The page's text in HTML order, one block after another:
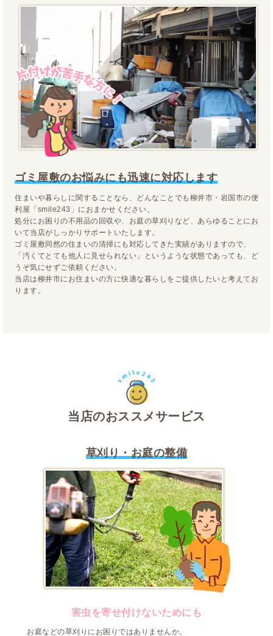
ゴミ屋敷のお悩みにも迅速に対応します
住まいや暮らしに関することなら、どんなことでも柳井市・岩国市の便
利屋「smile243」におまかせください。
処分にお困りの不用品の回収や、お庭の草刈りなど、あらゆることにお
いて当店がしっかりサポートいたします。
ゴミ屋敷同然の住まいの清掃にも対応してきた実績がありますので、
「汚くてとても他人に見せられない」というような状態であっても、ど
うぞ気にせずご依頼ください。
当店は柳井市にお住まいの方に快適な暮らしをご提供したいと考えてお
ります。
当店のおススメサービス
草刈り・お庭の整備
害虫を寄せ付けないためにも
お庭などの草刈りにお困りではありませんか。